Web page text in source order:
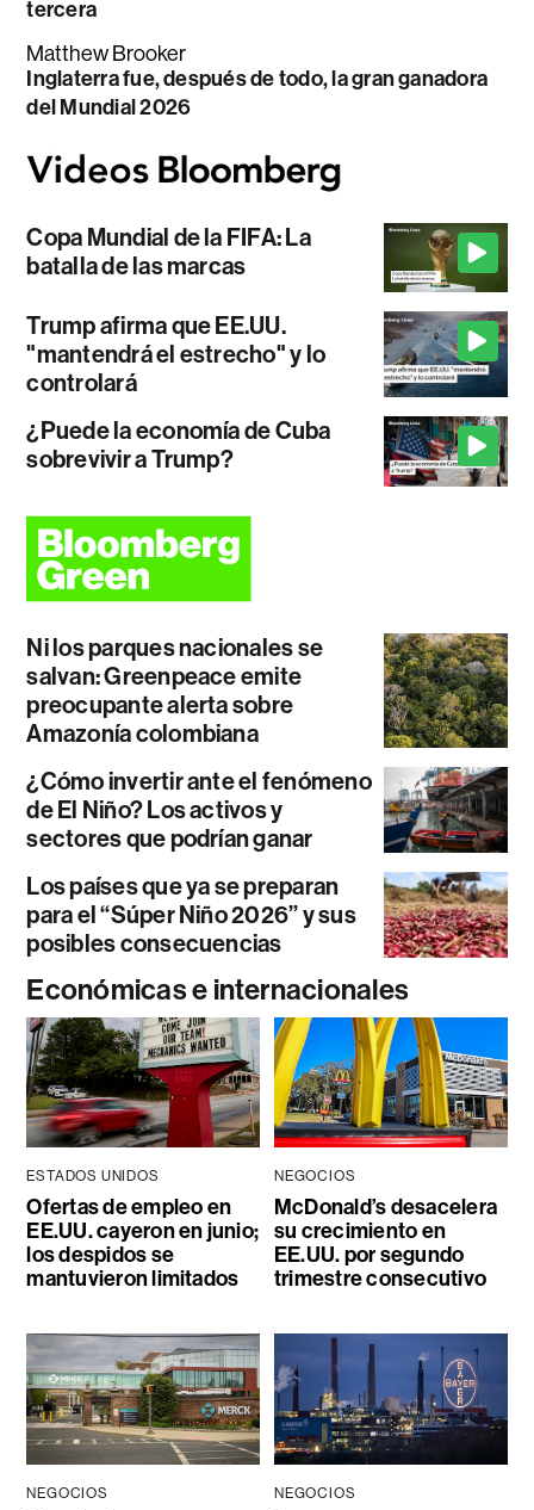
tercera
Matthew Brooker
Inglaterra fue, después de todo, la gran ganadora
del Mundial 2026
Copa Mundial de la FIFA: La
batalla de las marcas
Trump afirma que EE.UU.
"mantendrá el estrecho" y lo
controlará
¿Puede la economía de Cuba
sobrevivir a Trump?
Ni los parques nacionales se
salvan: Greenpeace emite
preocupante alerta sobre
Amazonía colombiana
¿Cómo invertir ante el fenómeno
de El Niño? Los activos y
sectores que podrían ganar
Los países que ya se preparan
para el “Súper Niño 2026” y sus
posibles consecuencias
Económicas e internacionales
ESTADOS UNIDOS
Ofertas de empleo en
EE.UU. cayeron en junio;
los despidos se
mantuvieron limitados
NEGOCIOS
McDonald’s desacelera
su crecimiento en
EE.UU. por segundo
trimestre consecutivo
NEGOCIOS NEGOCIOS